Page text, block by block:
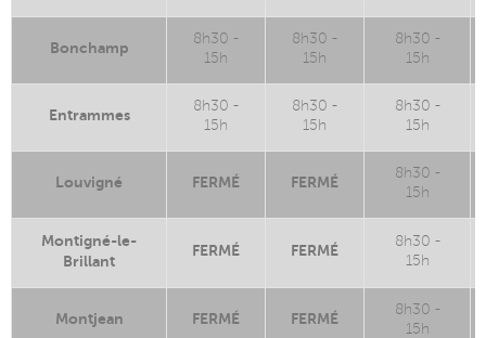
Bonchamp
8h30 -
15h
8h30 -
15h
8h30 -
15h
Entrammes
8h30 -
15h
8h30 -
15h
8h30 -
15h
Louvigné FERMÉ FERMÉ
8h30 -
15h
Montigné-le-
Brillant
FERMÉ FERMÉ
8h30 -
15h
Montjean FERMÉ FERMÉ
8h30 -
15h